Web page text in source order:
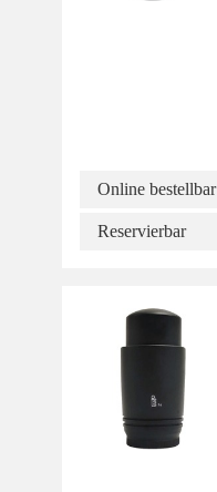
Online bestellbar
Reservierbar